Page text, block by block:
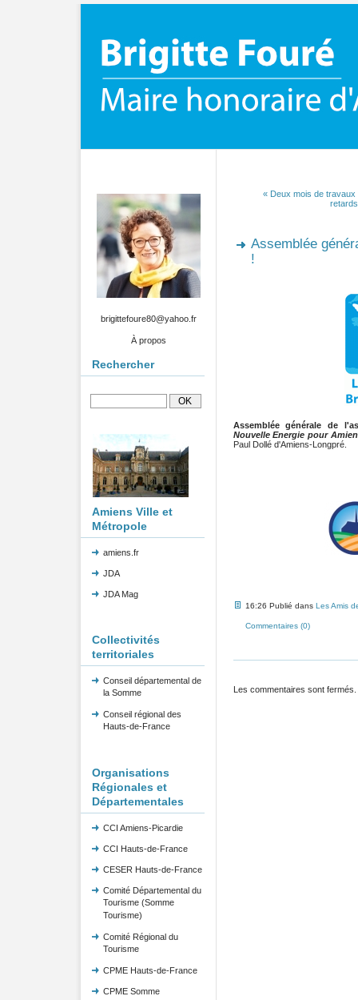
brigittefoure80@yahoo.fr
À propos
Rechercher
Amiens Ville et
Métropole
amiens.fr
JDA
JDA Mag
Collectivités
territoriales
Conseil départemental de
la Somme
Conseil régional des
Hauts-de-France
Organisations
Régionales et
Départementales
CCI Amiens-Picardie
CCI Hauts-de-France
CESER Hauts-de-France
Comité Départemental du
Tourisme (Somme
Tourisme)
Comité Régional du
Tourisme
CPME Hauts-de-France
CPME Somme
« Deux mois de travaux
retards
Assemblée
!
Assemblée générale de
Nouvelle Energie pour
Paul Dollé d'Amiens-Longpré.
16:26 Publié dans Les Amis
Commentaires (0)
Les commentaires sont fermés.